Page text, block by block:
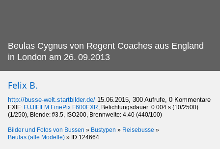
Beulas Cygnus von Regent Coaches aus England
in London am 26. 09.2013
Felix B.
http://busse-welt.startbilder.de/ 15.06.2015, 300 Aufrufe, 0 Kommentare
EXIF: FUJIFILM FinePix F600EXR, Belichtungsdauer: 0.004 s (10/2500)
(1/250), Blende: f/3.5, ISO200, Brennweite: 4.40 (440/100)
Bilder und Fotos von Bussen » Bustypen » Reisebusse »
Beulas (alle Modelle) » ID 124664